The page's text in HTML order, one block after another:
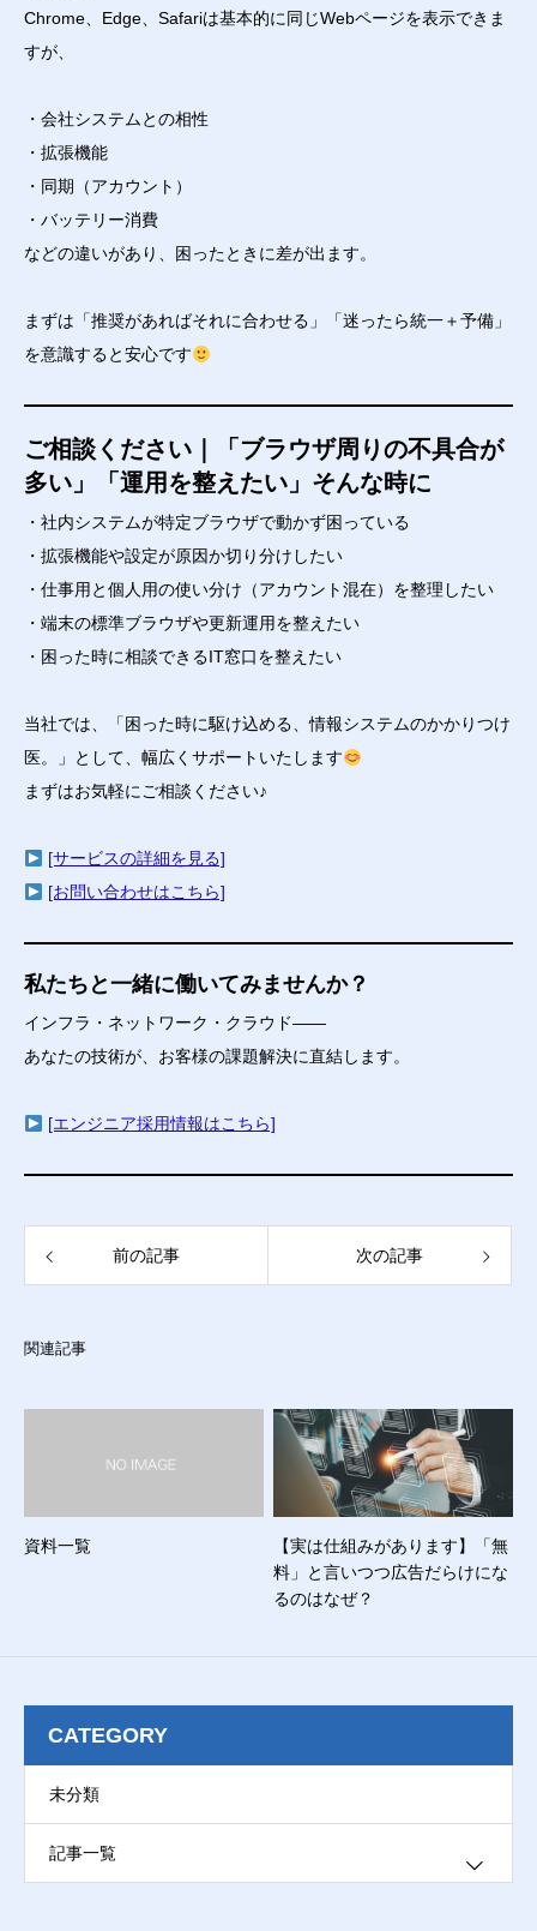
Chrome、Edge、Safariは基本的に同じWebページを表示できま
すが、
・会社システムとの相性
・拡張機能
・同期（アカウント）
・バッテリー消費
などの違いがあり、困ったときに差が出ます。
まずは「推奨があればそれに合わせる」「迷ったら統一＋予備」
を意識すると安心です
ご相談ください｜「ブラウザ周りの不具合が
多い」「運用を整えたい」そんな時に
・社内システムが特定ブラウザで動かず困っている
・拡張機能や設定が原因か切り分けしたい
・仕事用と個人用の使い分け（アカウント混在）を整理したい
・端末の標準ブラウザや更新運用を整えたい
・困った時に相談できるIT窓口を整えたい
当社では、「困った時に駆け込める、情報システムのかかりつけ
医。」として、幅広くサポートいたします
まずはお気軽にご相談ください♪
[サービスの詳細を見る]
[お問い合わせはこちら]
私たちと一緒に働いてみませんか？
インフラ・ネットワーク・クラウド――
あなたの技術が、お客様の課題解決に直結します。
[エンジニア採用情報はこちら]
前の記事 次の記事
関連記事
資料一覧
【実は仕組みがあります】「無
料」と言いつつ広告だらけにな
るのはなぜ？
CATEGORY
未分類
記事一覧